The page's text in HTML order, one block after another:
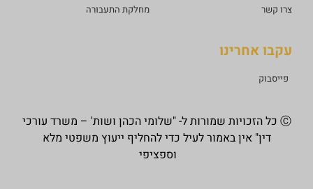
צרו קשר
מחלקת התעבורה
עקבו אחרינו
פייסבוק
Ⓒ כל הזכויות שמורות ל- "שלומי הכהן ושות' – משרד עורכי
דין" אין באמור לעיל כדי להחליף ייעוץ משפטי מלא
וספציפי